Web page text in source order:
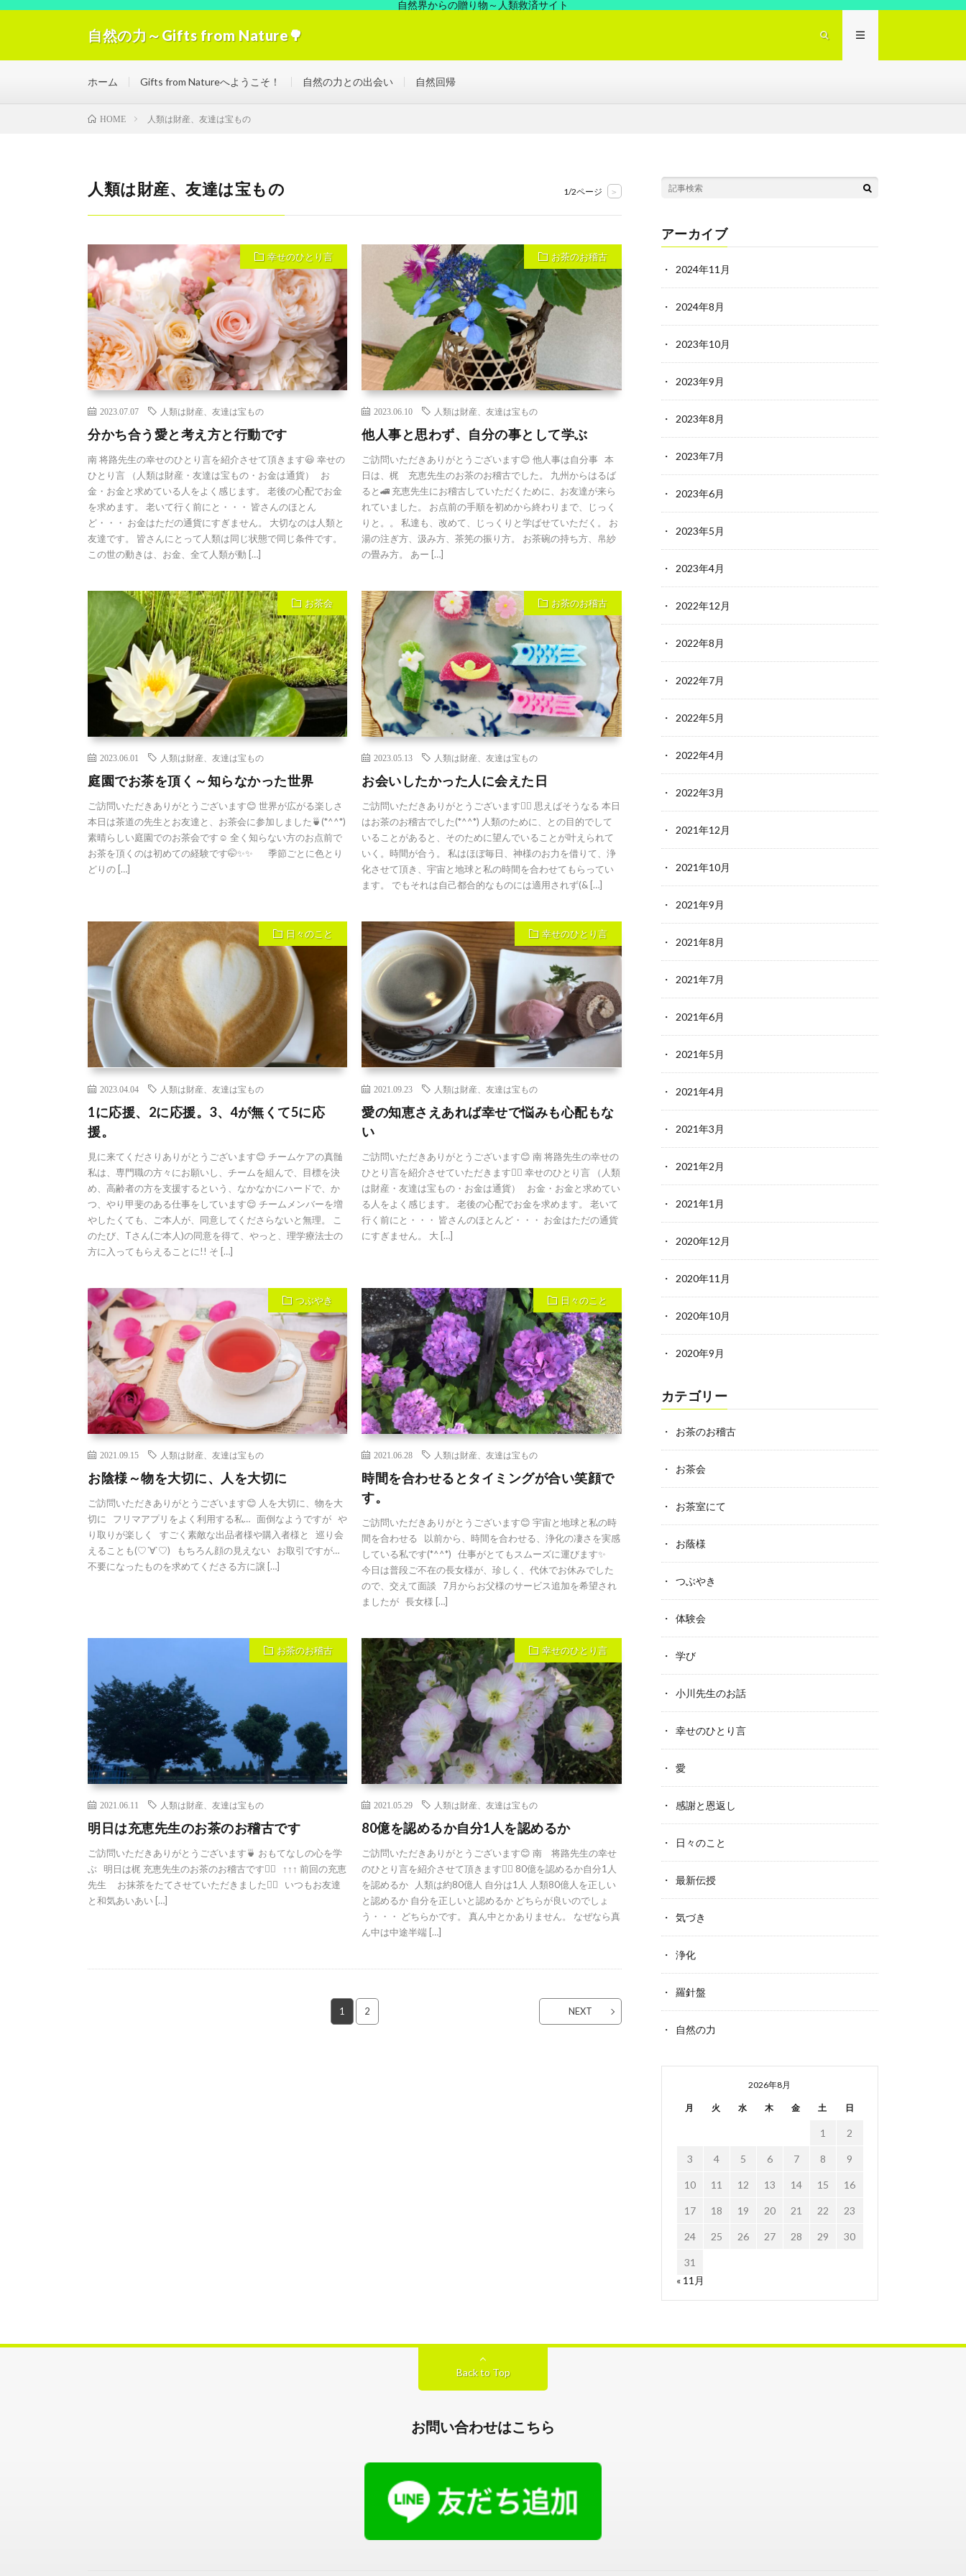
自然界からの贈り物～人類救済サイト
自然の力～Gifts from Nature🌳
ホーム Gifts from Natureへようこそ！ 自然の力との出会い 自然回帰
HOME 人類は財産、友達は宝もの
人類は財産、友達は宝もの 1/2ページ >
幸せのひとり言
2023.07.07 人類は財産、友達は宝もの
分かち合う愛と考え方と行動です
南 将路先生の幸せのひとり言を紹介させて頂きます😃 幸せの
ひとり言 （人類は財産・友達は宝もの・お金は通貨） お
金・お金と求めている人をよく感じます。 老後の心配でお金
を求めます。 老いて行く前にと・・・ 皆さんのほとん
ど・・・ お金はただの通貨にすぎません。 大切なのは人類と
友達です。 皆さんにとって人類は同じ状態で同じ条件です。
この世の動きは、お金、全て人類が動 […]
お茶のお稽古
2023.06.10 人類は財産、友達は宝もの
他人事と思わず、自分の事として学ぶ
ご訪問いただきありがとうございます😊 他人事は自分事 本
日は、梶 充恵先生のお茶のお稽古でした。 九州からはるば
ると🚄 充恵先生にお稽古していただくために、お友達が来ら
れていました。 お点前の手順を初めから終わりまで、じっく
りと。。 私達も、改めて、じっくりと学ばせていただく。 お
湯の注ぎ方、汲み方、茶筅の振り方。 お茶碗の持ち方、帛紗
の畳み方。 あー […]
お茶会
2023.06.01 人類は財産、友達は宝もの
庭園でお茶を頂く～知らなかった世界
ご訪問いただきありがとうございます😊 世界が広がる楽しさ
本日は茶道の先生とお友達と、お茶会に参加しました🍵(*^^*)
素晴らしい庭園でのお茶会です☺️ 全く知らない方のお点前で
お茶を頂くのは初めての経験です🤭✨✨ 季節ごとに色とり
どりの […]
お茶のお稽古
2023.05.13 人類は財産、友達は宝もの
お会いしたかった人に会えた日
ご訪問いただきありがとうございます🙇‍♀️ 思えばそうなる 本日
はお茶のお稽古でした(*^^*) 人類のために、との目的でして
いることがあると、そのために望んでいることが叶えられて
いく。時間が合う。 私はほぼ毎日、神様のお力を借りて、浄
化させて頂き、宇宙と地球と私の時間を合わせてもらってい
ます。 でもそれは自己都合的なものには適用されず(& […]
日々のこと
2023.04.04 人類は財産、友達は宝もの
1に応援、2に応援。3、4が無くて5に応
援。
見に来てくださりありがとうございます😊 チームケアの真髄
私は、専門職の方々にお願いし、チームを組んで、目標を決
め、高齢者の方を支援するという、なかなかにハードで、か
つ、やり甲斐のある仕事をしています😌 チームメンバーを増
やしたくても、ご本人が、同意してくださらないと無理。 こ
のたび、Tさん(ご本人)の同意を得て、やっと、理学療法士の
方に入ってもらえることに!! そ […]
幸せのひとり言
2021.09.23 人類は財産、友達は宝もの
愛の知恵さえあれば幸せで悩みも心配もな
い
ご訪問いただきありがとうございます😊 南 将路先生の幸せの
ひとり言を紹介させていただきます🙇‍♀️ 幸せのひとり言 （人類
は財産・友達は宝もの・お金は通貨） お金・お金と求めてい
る人をよく感じます。 老後の心配でお金を求めます。 老いて
行く前にと・・・ 皆さんのほとんど・・・ お金はただの通貨
にすぎません。 大 […]
つぶやき
2021.09.15 人類は財産、友達は宝もの
お陰様～物を大切に、人を大切に
ご訪問いただきありがとうございます😊 人を大切に、物を大
切に フリマアプリをよく利用する私… 面倒なようですが や
り取りが楽しく すごく素敵な出品者様や購入者様と 巡り会
えることも(♡´∀`♡) もちろん顔の見えない お取引ですが…
不要になったものを求めてくださる方に譲 […]
日々のこと
2021.06.28 人類は財産、友達は宝もの
時間を合わせるとタイミングが合い笑顔で
す。
ご訪問いただきありがとうございます😊 宇宙と地球と私の時
間を合わせる 以前から、時間を合わせる、浄化の凄さを実感
している私です(*^^*) 仕事がとてもスムーズに運びます✨
今日は普段ご不在の長女様が、珍しく、代休でお休みでした
ので、交えて面談 7月からお父様のサービス追加を希望され
ましたが 長女様 […]
お茶のお稽古
2021.06.11 人類は財産、友達は宝もの
明日は充恵先生のお茶のお稽古です
ご訪問いただきありがとうございます🍵 おもてなしの心を学
ぶ 明日は梶 充恵先生のお茶のお稽古です🙇‍♀️ ↑↑↑ 前回の充恵
先生 お抹茶をたてさせていただきました🙇‍♀️ いつもお友達
と和気あいあい […]
幸せのひとり言
2021.05.29 人類は財産、友達は宝もの
80億を認めるか自分1人を認めるか
ご訪問いただきありがとうございます😊 南 将路先生の幸せ
のひとり言を紹介させて頂きます💁‍♀️ 80億を認めるか自分1人
を認めるか 人類は約80億人 自分は1人 人類80億人を正しい
と認めるか 自分を正しいと認めるか どちらが良いのでしょ
う・・・ どちらかです。 真ん中とかありません。 なぜなら真
ん中は中途半端 […]
1 2 NEXT
アーカイブ
2024年11月
2024年8月
2023年10月
2023年9月
2023年8月
2023年7月
2023年6月
2023年5月
2023年4月
2022年12月
2022年8月
2022年7月
2022年5月
2022年4月
2022年3月
2021年12月
2021年10月
2021年9月
2021年8月
2021年7月
2021年6月
2021年5月
2021年4月
2021年3月
2021年2月
2021年1月
2020年12月
2020年11月
2020年10月
2020年9月
カテゴリー
お茶のお稽古
お茶会
お茶室にて
お蔭様
つぶやき
体験会
学び
小川先生のお話
幸せのひとり言
愛
感謝と恩返し
日々のこと
最新伝授
気づき
浄化
羅針盤
自然の力
2026年8月
月 火 水 木 金 土 日
1 2
3 4 5 6 7 8 9
10 11 12 13 14 15 16
17 18 19 20 21 22 23
24 25 26 27 28 29 30
31
« 11月
Back to Top
お問い合わせはこちら